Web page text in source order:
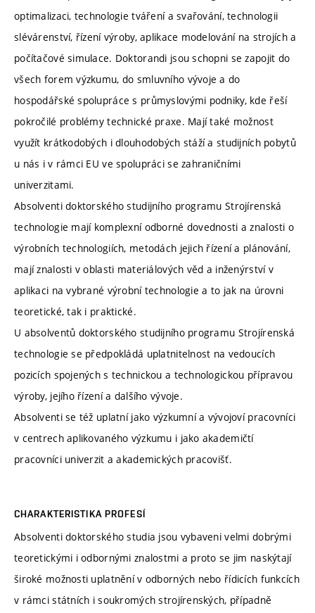
optimalizaci, technologie tváření a svařování, technologii
slévárenství, řízení výroby, aplikace modelování na strojích a
počítačové simulace. Doktorandi jsou schopni se zapojit do
všech forem výzkumu, do smluvního vývoje a do
hospodářské spolupráce s průmyslovými podniky, kde řeší
pokročilé problémy technické praxe. Mají také možnost
využít krátkodobých i dlouhodobých stáží a studijních pobytů
u nás i v rámci EU ve spolupráci se zahraničními
univerzitami.
Absolventi doktorského studijního programu Strojírenská
technologie mají komplexní odborné dovednosti a znalosti o
výrobních technologiích, metodách jejich řízení a plánování,
mají znalosti v oblasti materiálových věd a inženýrství v
aplikaci na vybrané výrobní technologie a to jak na úrovni
teoretické, tak i praktické.
U absolventů doktorského studijního programu Strojírenská
technologie se předpokládá uplatnitelnost na vedoucích
pozicích spojených s technickou a technologickou přípravou
výroby, jejího řízení a dalšího vývoje.
Absolventi se též uplatní jako výzkumní a vývojoví pracovníci
v centrech aplikovaného výzkumu i jako akademičtí
pracovníci univerzit a akademických pracovišť.
CHARAKTERISTIKA PROFESÍ
Absolventi doktorského studia jsou vybaveni velmi dobrými
teoretickými i odbornými znalostmi a proto se jim naskýtají
široké možnosti uplatnění v odborných nebo řídicích funkcích
v rámci státních i soukromých strojírenských, případně